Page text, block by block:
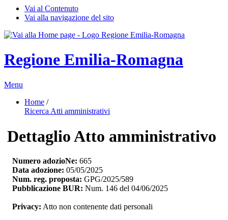
Vai al Contenuto
Vai alla navigazione del sito
Regione Emilia-Romagna
Menu
Home /
Ricerca Atti amministrativi
Dettaglio Atto amministrativo
Numero adozioNe: 665
Data adozione: 05/05/2025
Num. reg. proposta: GPG/2025/589
Pubblicazione BUR: Num. 146 del 04/06/2025
Privacy: Atto non contenente dati personali